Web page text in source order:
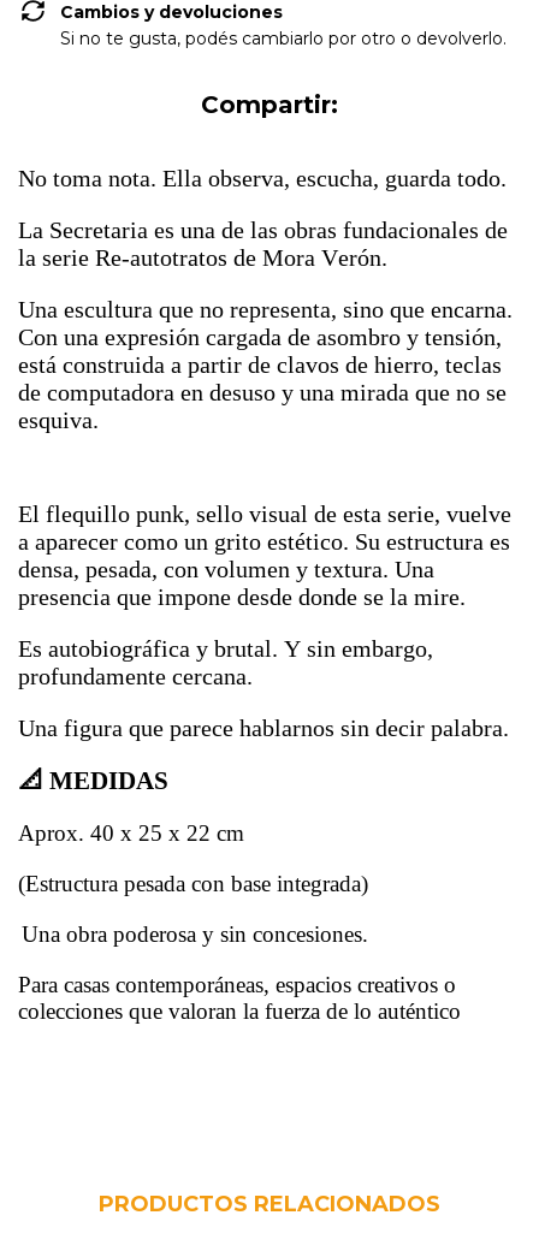
Cambios y devoluciones
Si no te gusta, podés cambiarlo por otro o devolverlo.
Compartir:
No toma nota. Ella observa, escucha, guarda todo.
La Secretaria es una de las obras fundacionales de
la serie Re-autotratos de Mora Verón.
Una escultura que no representa, sino que encarna.
Con una expresión cargada de asombro y tensión,
está construida a partir de clavos de hierro, teclas
de computadora en desuso y una mirada que no se
esquiva.
El flequillo punk, sello visual de esta serie, vuelve
a aparecer como un grito estético. Su estructura es
densa, pesada, con volumen y textura. Una
presencia que impone desde donde se la mire.
Es autobiográfica y brutal. Y sin embargo,
profundamente cercana.
Una figura que parece hablarnos sin decir palabra.
📐 MEDIDAS
Aprox. 40 x 25 x 22 cm
(Estructura pesada con base integrada)
Una obra poderosa y sin concesiones.
Para casas contemporáneas, espacios creativos o
colecciones que valoran la fuerza de lo auténtico
PRODUCTOS RELACIONADOS